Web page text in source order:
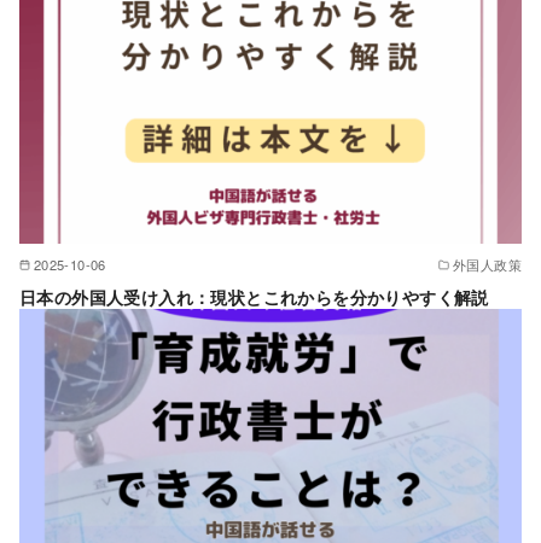
2025-10-06 外国人政策
日本の外国人受け入れ：現状とこれからを分かりやすく解説